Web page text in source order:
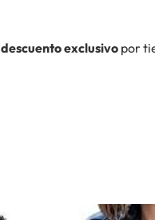
descuento exclusivo por